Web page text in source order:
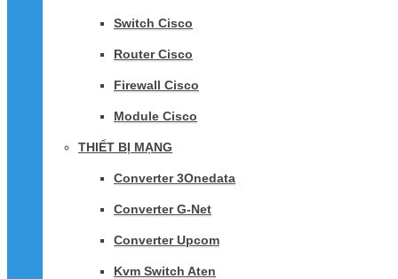
Switch Cisco
Router Cisco
Firewall Cisco
Module Cisco
THIẾT BỊ MẠNG
Converter 3Onedata
Converter G-Net
Converter Upcom
Kvm Switch Aten